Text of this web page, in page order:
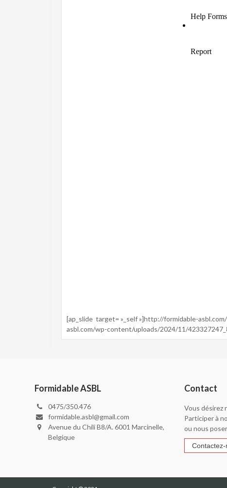
[ap_slide target= »_self »]http://formidable-
asbl.com/wp-content/uploads/2024/11/
Formidable ASBL
0475/350.476
formidable.asbl@gmail.com
Avenue du Chili B8/A. 6001 Marcinelle,
Belgique
Contact
Vous désirez
Participer à
ou nous